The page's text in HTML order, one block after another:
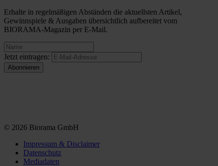
Erhalte in regelmäßigen Abständen die aktuellsten Artikel,
Gewinnspiele & Ausgaben übersichtlich aufbereitet vom
BIORAMA-Magazin per E-Mail.
Jetzt eintragen:
© 2026 Biorama GmbH
Impressum & Disclaimer
Datenschutz
Mediadaten